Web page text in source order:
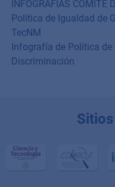
INFOGRAFÍAS COMITÉ
Política de Igualdad de
TecNM
Infografía de Política de
Discriminación